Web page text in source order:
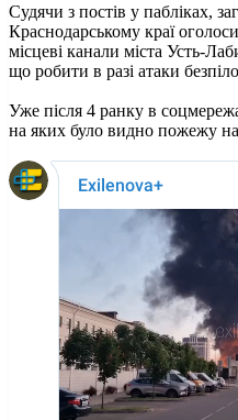
Судячи з постів у пабліках,
Краснодарському краї
місцеві канали міста Усть-
що робити в разі атаки
Уже після 4 ранку в
на яких було видно пожежу на